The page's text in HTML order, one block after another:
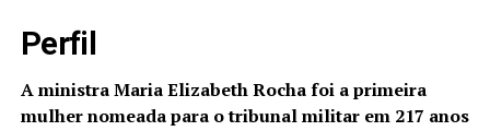
Perfil
A ministra Maria Elizabeth Rocha foi a primeira
mulher nomeada para o tribunal militar em 217 anos